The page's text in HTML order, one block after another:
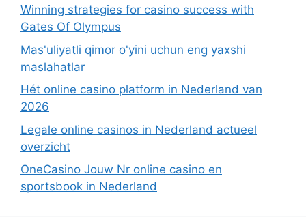
Winning strategies for casino success with
Gates Of Olympus
Mas'uliyatli qimor o'yini uchun eng yaxshi
maslahatlar
Hét online casino platform in Nederland van
2026
Legale online casinos in Nederland actueel
overzicht
OneCasino Jouw Nr online casino en
sportsbook in Nederland